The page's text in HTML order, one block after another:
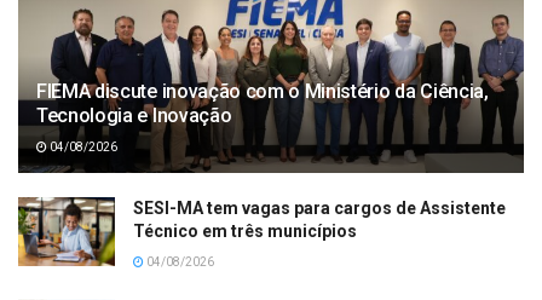
FIEMA discute inovação com o Ministério da Ciência,
Tecnologia e Inovação
04/08/2026
SESI-MA tem vagas para cargos de Assistente
Técnico em três municípios
04/08/2026